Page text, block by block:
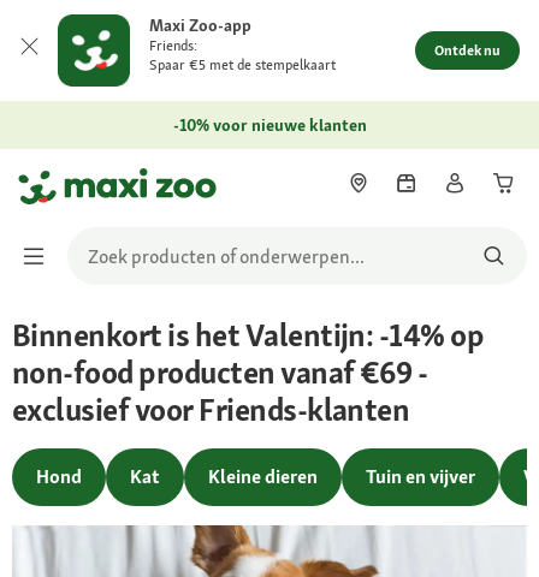
Maxi Zoo-app
Friends:
Spaar €5 met de stempelkaart
Ontdek nu
-10% voor nieuwe klanten
Binnenkort is het Valentijn: -14% op
non-food producten vanaf €69 -
exclusief voor Friends-klanten
Hond Kat Kleine dieren Tuin en vijver